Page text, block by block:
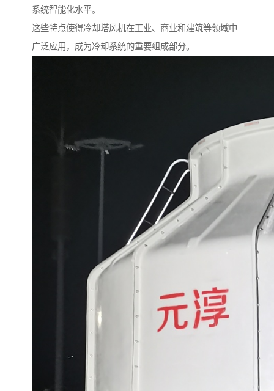
系统智能化水平。
这些特点使得冷却塔风机在工业、商业和建筑等领域中
广泛应用，成为冷却系统的重要组成部分。